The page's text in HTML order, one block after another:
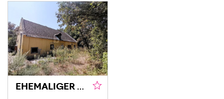
EHEMALIGER HERRSCHAFTLICHER PFERDESTALL MIT WEITLÄUFIGEM PARK